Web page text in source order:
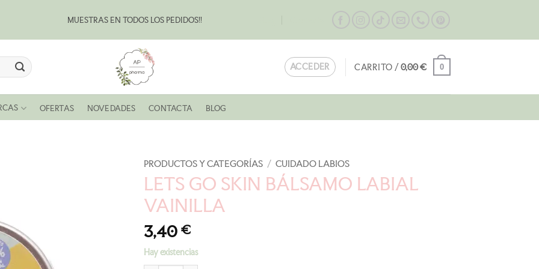
MUESTRAS EN TODOS LOS PEDIDOS!!
ACCEDER CARRITO /0,00€ 0
OFERTAS NOVEDADES CONTACTA BLOG
PRODUCTOS Y CATEGORÍAS / CUIDADO LABIOS
LETS GO SKIN BÁLSAMO LABIAL
VAINILLA
3,40 €
Hay existencias